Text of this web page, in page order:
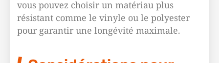
vous pouvez choisir un matériau plus
résistant comme le vinyle ou le polyester
pour garantir une longévité maximale.